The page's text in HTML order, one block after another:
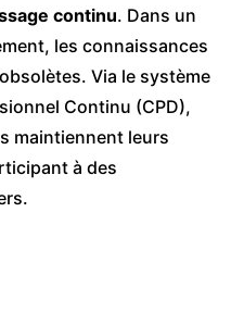
continu. Dans un
les connaissances
Via le système
Continu (CPD),
maintiennent leurs
à des